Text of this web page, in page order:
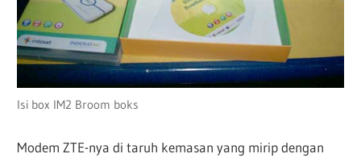
Isi box IM2 Broom boks
Modem ZTE-nya di taruh kemasan yang mirip dengan